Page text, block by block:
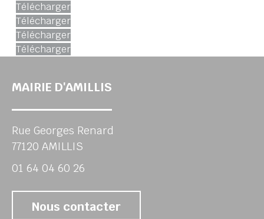
CERFA POUR CERTIFICAT D’URBANISME
Télécharger
CERFA POUR DECLARATION PREALABLE
Télécharger
CERFA POUR PC
Télécharger
CERFA POUR PERMIS DE DEMOLIR
Télécharger
MAIRIE D'AMILLIS
Rue Georges Renard
77120 AMILLIS
01 64 04 60 26
Nous contacter